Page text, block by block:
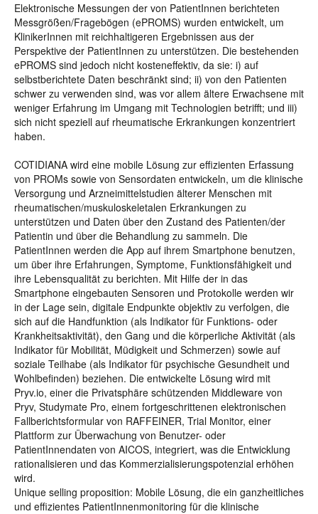
Elektronische Messungen der von PatientInnen berichteten
Messgrößen/Fragebögen (ePROMS) wurden entwickelt, um
KlinikerInnen mit reichhaltigeren Ergebnissen aus der
Perspektive der PatientInnen zu unterstützen. Die bestehenden
ePROMS sind jedoch nicht kosteneffektiv, da sie: i) auf
selbstberichtete Daten beschränkt sind; ii) von den Patienten
schwer zu verwenden sind, was vor allem ältere Erwachsene mit
weniger Erfahrung im Umgang mit Technologien betrifft; und iii)
sich nicht speziell auf rheumatische Erkrankungen konzentriert
haben.
COTIDIANA wird eine mobile Lösung zur effizienten Erfassung
von PROMs sowie von Sensordaten entwickeln, um die klinische
Versorgung und Arzneimittelstudien älterer Menschen mit
rheumatischen/muskuloskeletalen Erkrankungen zu
unterstützen und Daten über den Zustand des Patienten/der
Patientin und über die Behandlung zu sammeln. Die
PatientInnen werden die App auf ihrem Smartphone benutzen,
um über ihre Erfahrungen, Symptome, Funktionsfähigkeit und
ihre Lebensqualität zu berichten. Mit Hilfe der in das
Smartphone eingebauten Sensoren und Protokolle werden wir
in der Lage sein, digitale Endpunkte objektiv zu verfolgen, die
sich auf die Handfunktion (als Indikator für Funktions- oder
Krankheitsaktivität), den Gang und die körperliche Aktivität (als
Indikator für Mobilität, Müdigkeit und Schmerzen) sowie auf
soziale Teilhabe (als Indikator für psychische Gesundheit und
Wohlbefinden) beziehen. Die entwickelte Lösung wird mit
Pryv.io, einer die Privatsphäre schützenden Middleware von
Pryv, Studymate Pro, einem fortgeschrittenen elektronischen
Fallberichtsformular von RAFFEINER, Trial Monitor, einer
Plattform zur Überwachung von Benutzer- oder
PatientInnendaten von AICOS, integriert, was die Entwicklung
rationalisieren und das Kommerzialisierungspotenzial erhöhen
wird.
Unique selling proposition: Mobile Lösung, die ein ganzheitliches
und effizientes PatientInnenmonitoring für die klinische